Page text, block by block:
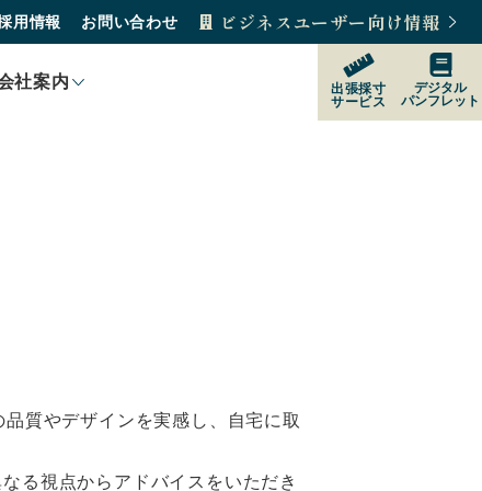
用情報 お問い合わせ ビジネスユーザー向け情報
社案内
出張採寸
サービス
デジタル
パンフレット
質やデザインを実感し、自宅に取
る視点からアドバイスをいただき